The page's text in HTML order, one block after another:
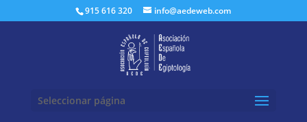
915 616 320 info@aedeweb.com
Seleccionar página